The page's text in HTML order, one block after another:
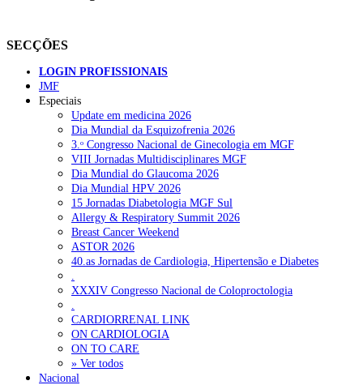
NOTÍCIAS RECENTES
Quase 11.900 jovens recorreram aos cheques psicólogo e
nutricionista no primeiro mês 7 de Agosto, 2026
ULS de Coimbra estreia cirurgia endoscópica do ouvido com
apoio robótico em Portugal 7 de Agosto, 2026
Enfermeiros exigem esclarecimentos sobre eventual gestão
privada da ULS do Algarve 7 de Agosto, 2026
Ordem dos Médicos alerta para riscos no novo sistema de acesso
a consultas e cirurgias
Portugal está a formar os médicos de que precisa?
2026
NOTÍCIAS MAIS LIDAS
SECÇÕES
LOGIN PROFISSIONAIS
JMF
Especiais
Update em medicina 2026
Dia Mundial da Esquizofrenia 2026
3.ᵒ Congresso Nacional de Ginecologia em MGF
VIII Jornadas Multidisciplinares MGF
Dia Mundial do Glaucoma 2026
Dia Mundial HPV 2026
15 Jornadas Diabetologia MGF Sul
Allergy & Respiratory Summit 2026
Breast Cancer Weekend
ASTOR 2026
40.as Jornadas de Cardiologia, Hipertensão e Diabetes
.
XXXIV Congresso Nacional de Coloproctologia
.
CARDIORRENAL LINK
ON CARDIOLOGIA
ON TO CARE
» Ver todos
Nacional